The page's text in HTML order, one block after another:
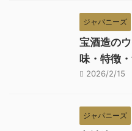
ジャパニーズ
宝酒造の
味・特徴
2026/2/15
ジャパニーズ